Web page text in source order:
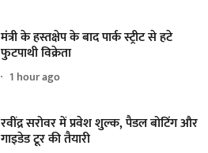
मंत्री के हस्तक्षेप के बाद पार्क स्ट्रीट से हटे
फुटपाथी विक्रेता
1 hour ago
रवींद्र सरोवर में प्रवेश शुल्क, पैडल बोटिंग और
गाइडेड टूर की तैयारी